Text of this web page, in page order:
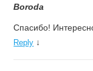
Boroda
Спасибо!
Reply ↓